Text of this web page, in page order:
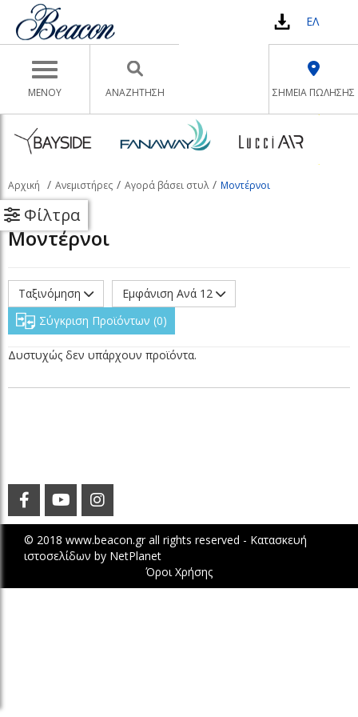
Toggle navigation
ΜΕΝΟΥ
ΕΛ
ΣΗΜΕΙΑ ΠΩΛΗΣΗΣ
ΑΝΑΖΉΤΗΣΗ
Αρχική Ανεμιστήρες Αγορά βάσει στυλ Μοντέρνοι
Φίλτρα
Μοντέρνοι
Ταξινόμηση
Εμφάνιση Ανά 12
Σύγκριση Προϊόντων 0
Δυστυχώς δεν υπάρχουν προϊόντα.
© 2018 www.beacon.gr all rights reserved - Κατασκευή
ιστοσελίδων by NetPlanet
Όροι Χρήσης